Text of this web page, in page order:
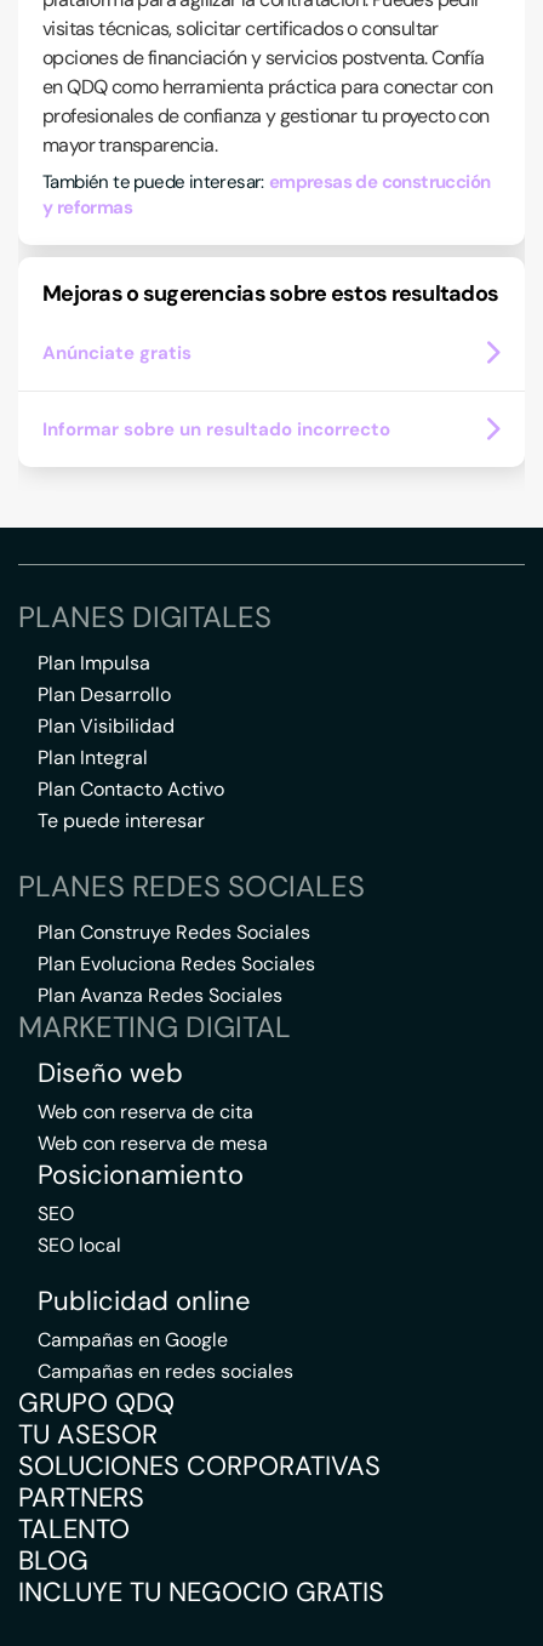
visitas técnicas, solicitar certificados o consultar
opciones de financiación y servicios postventa. Confía
en QDQ como herramienta práctica para conectar con
profesionales de confianza y gestionar tu proyecto con
mayor transparencia.
También te puede interesar: empresas de construcción
y reformas
Mejoras o sugerencias sobre estos resultados
Anúnciate gratis
Informar sobre un resultado incorrecto
PLANES DIGITALES
Plan Impulsa
Plan Desarrollo
Plan Visibilidad
Plan Integral
Plan Contacto Activo
Te puede interesar
PLANES REDES SOCIALES
Plan Construye Redes Sociales
Plan Evoluciona Redes Sociales
Plan Avanza Redes Sociales
MARKETING DIGITAL
Diseño web
Web con reserva de cita
Web con reserva de mesa
Posicionamiento
SEO
SEO local
Publicidad online
Campañas en Google
Campañas en redes sociales
GRUPO QDQ
TU ASESOR
SOLUCIONES CORPORATIVAS
PARTNERS
TALENTO
BLOG
INCLUYE TU NEGOCIO GRATIS